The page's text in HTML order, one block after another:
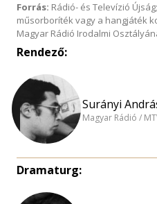
Forrás: Rádió- és Televízió
műsorboríték vagy a hangjáték
Magyar Rádió Irodalmi
Rendező:
Surányi
Magyar Rádió /
Dramaturg: